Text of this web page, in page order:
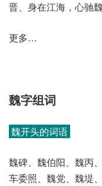
晋、身在江海，心驰
更多…
魏字组词
魏开头的词语
魏碑、魏伯阳、魏丙
车委照、魏党、魏堤